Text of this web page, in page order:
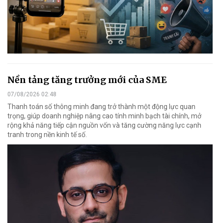
Nền tảng tăng trưởng mới của SME
07/08/2026 02:48
Thanh toán số thông minh đang trở thành một động lực quan
trọng, giúp doanh nghiệp nâng cao tính minh bạch tài chính, mở
rộng khả năng tiếp cận nguồn vốn và tăng cường năng lực cạnh
tranh trong nền kinh tế số.